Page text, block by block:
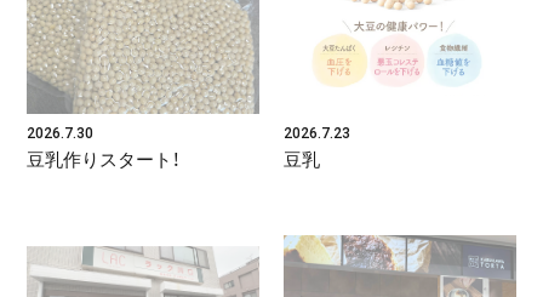
2026.7.30
豆乳作りスタート！
2026.7.23
豆乳